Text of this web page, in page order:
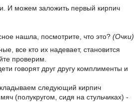
И можем заложить первый кирпич
нашла, посмотрите, что это? (Очки)
все кто их надевает, становится
проверим.
говорят друг другу комплименты и
следующий кирпич
(полукругом, сидя на стульчиках) -